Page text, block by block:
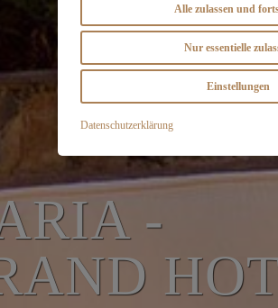
-
Alle zulassen und
Nur essentielle
Einstellungen
Datenschutzerklärung